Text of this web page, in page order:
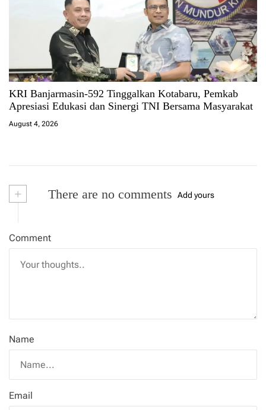
KRI Banjarmasin-592 Tinggalkan Kotabaru, Pemkab
Apresiasi Edukasi dan Sinergi TNI Bersama Masyarakat
August 4, 2026
+ There are no comments Add yours
Comment
Name
Email